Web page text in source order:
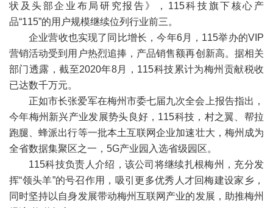
状及头部企业布局研究报告》，115科技旗下核心产
品“115”的用户规模继续位列行业前三。
企业营收也实现了同比增长，今年6月，115举办的VIP
营销活动受到用户热烈追捧，产品销售额再创新高。据相关
部门透露，截至2020年8月，115科技累计为梅州贡献税收
已达数千万元。
正如市长张爱军在梅州市委七届九次全会上报告指出，
今年梅州新兴产业发展势头良好，115科技，村之翼、帮拉
跑腿、蜂派出行等一批本土互联网企业加速壮大，梅州成为
全省数据集聚区之一，5G产业园入选省级园区。
115科技负责人介绍，该公司将继续扎根梅州，充分发
挥“领头羊”的号召作用，吸引更多优秀人才回梅建设家乡，
同时坚持以自身发展带动梅州互联网产业的发展，助推梅州